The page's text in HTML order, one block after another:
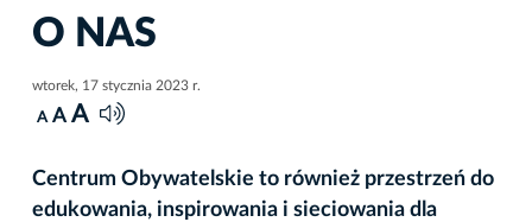
O NAS
wtorek, 17 stycznia 2023 r.
A A A
Centrum Obywatelskie to również przestrzeń do
edukowania, inspirowania i sieciowania dla